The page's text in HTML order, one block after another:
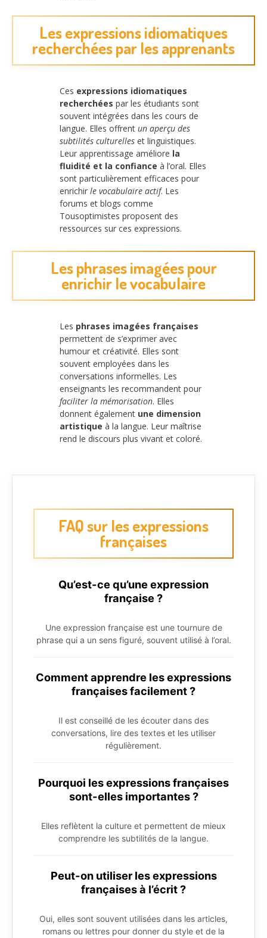
Les expressions idiomatiques
recherchées par les apprenants
Ces expressions idiomatiques
recherchées par les étudiants sont
souvent intégrées dans les cours de
langue. Elles offrent un aperçu des
subtilités culturelles et linguistiques.
Leur apprentissage améliore la
fluidité et la confiance à l’oral. Elles
sont particulièrement efficaces pour
enrichir le vocabulaire actif. Les
forums et blogs comme
Tousoptimistes proposent des
ressources sur ces expressions.
Les phrases imagées pour
enrichir le vocabulaire
Les phrases imagées françaises
permettent de s’exprimer avec
humour et créativité. Elles sont
souvent employées dans les
conversations informelles. Les
enseignants les recommandent pour
faciliter la mémorisation. Elles
donnent également une dimension
artistique à la langue. Leur maîtrise
rend le discours plus vivant et coloré.
FAQ sur les expressions
françaises
Qu’est-ce qu’une expression
française ?
Une expression française est une tournure de
phrase qui a un sens figuré, souvent utilisé à l’oral.
Comment apprendre les expressions
françaises facilement ?
Il est conseillé de les écouter dans des
conversations, lire des textes et les utiliser
régulièrement.
Pourquoi les expressions françaises
sont-elles importantes ?
Elles reflètent la culture et permettent de mieux
comprendre les subtilités de la langue.
Peut-on utiliser les expressions
françaises à l’écrit ?
Oui, elles sont souvent utilisées dans les articles,
romans ou lettres pour donner du style et de la